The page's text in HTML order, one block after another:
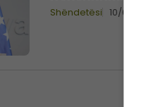
Shëndetësi 10/05/